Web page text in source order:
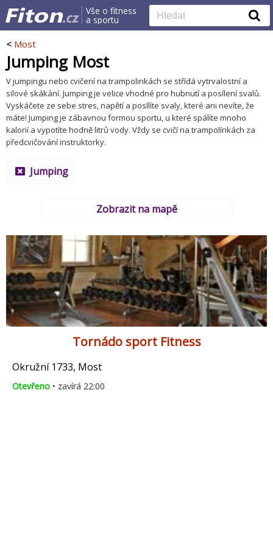
Vše o fitness
a sportu
< Most
Jumping Most
V jumpingu nebo cvičení na trampolinkách se střídá vytrvalostní a
silové skákání. Jumping je velice vhodné pro hubnutí a posílení svalů.
Vyskáčete ze sebe stres, napětí a posílíte svaly, které ani nevíte, že
máte! Jumping je zábavnou formou sportu, u které spálíte mnoho
kalorií a vypotíte hodně litrů vody. Vždy se cvičí na trampolínkách za
předcvičování instruktorky.
Jumping
Zobrazit na mapě
Tornádo sport Fitness
Okružní 1733, Most
Otevřeno • zavírá 22:00